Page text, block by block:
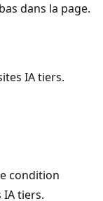
dans la page.
IA tiers.
condition
IA tiers.